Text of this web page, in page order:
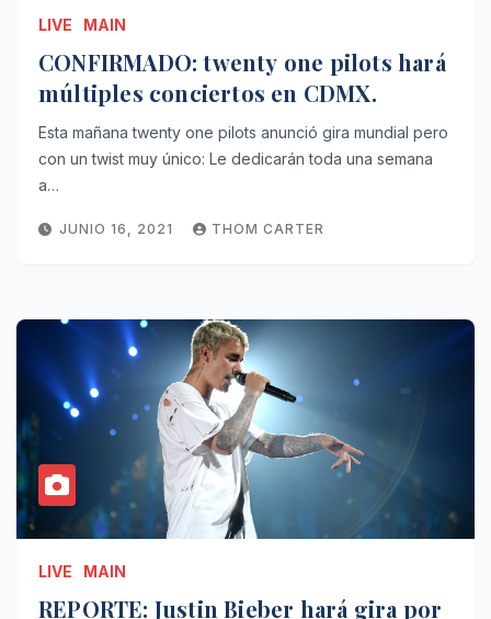
LIVE MAIN
CONFIRMADO: twenty one pilots hará
múltiples conciertos en CDMX.
Esta mañana twenty one pilots anunció gira mundial pero
con un twist muy único: Le dedicarán toda una semana
a…
JUNIO 16, 2021 THOM CARTER
LIVE MAIN
REPORTE: Justin Bieber hará gira por